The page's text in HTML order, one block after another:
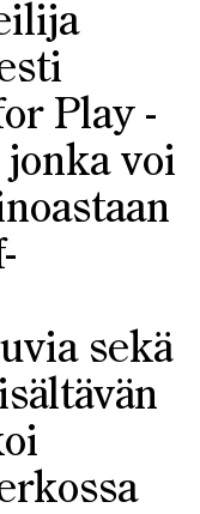
Play -
voi
sekä